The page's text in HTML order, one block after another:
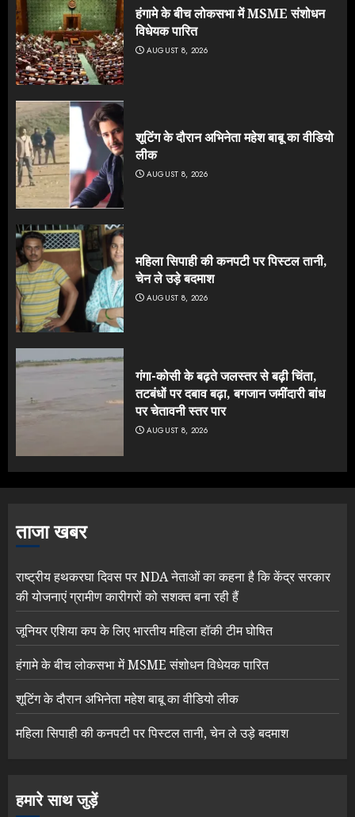
हंगामे के बीच लोकसभा में MSME संशोधन
विधेयक पारित
AUGUST 8, 2026
शूटिंग के दौरान अभिनेता महेश बाबू का वीडियो
लीक
AUGUST 8, 2026
महिला सिपाही की कनपटी पर पिस्टल तानी,
चेन ले उड़े बदमाश
AUGUST 8, 2026
गंगा-कोसी के बढ़ते जलस्तर से बढ़ी चिंता,
तटबंधों पर दबाव बढ़ा, बगजान जमींदारी बांध
पर चेतावनी स्तर पार
AUGUST 8, 2026
ताजा खबर
राष्ट्रीय हथकरघा दिवस पर NDA नेताओं का कहना है कि केंद्र सरकार
की योजनाएं ग्रामीण कारीगरों को सशक्त बना रही हैं
जूनियर एशिया कप के लिए भारतीय महिला हॉकी टीम घोषित
हंगामे के बीच लोकसभा में MSME संशोधन विधेयक पारित
शूटिंग के दौरान अभिनेता महेश बाबू का वीडियो लीक
महिला सिपाही की कनपटी पर पिस्टल तानी, चेन ले उड़े बदमाश
हमारे साथ जुड़ें